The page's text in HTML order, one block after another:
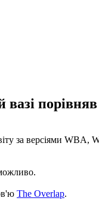
за версіями WBA,
The Overlap.